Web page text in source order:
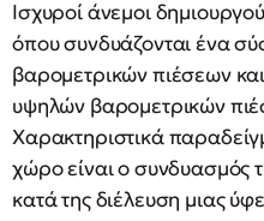
Ισχυροί άνεμοι
όπου συνδυάζονται ένα
βαρομετρικών πιέσεων
υψηλών βαρομετρικών
Χαρακτηριστικά
χώρο είναι ο συνδυασμός
κατά της διέλευση μιας